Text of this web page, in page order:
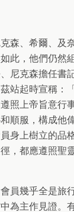
、希爾、及奈
此，他們仍然
尼克森擔任書
站起時宣稱：
照上帝旨意行
順服，構成他
身上樹立的品
，都應遵照聖
幾乎全是旅行
為主作見證。